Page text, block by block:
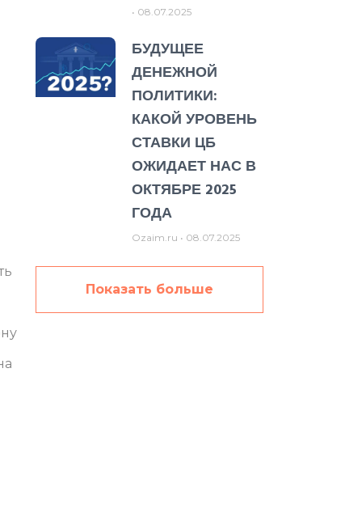
08.07.2025
БУДУЩЕЕ
ДЕНЕЖНОЙ
ПОЛИТИКИ:
КАКОЙ УРОВЕНЬ
СТАВКИ ЦБ
ОЖИДАЕТ НАС В
ОКТЯБРЕ 2025
ГОДА
Ozaim.ru 08.07.2025
Показать больше